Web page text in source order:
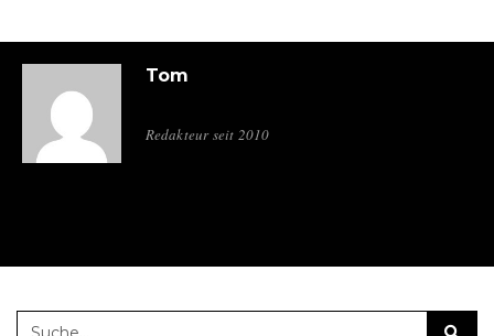
Tom
Redakteur seit 2010